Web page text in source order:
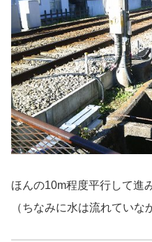
ほんの10m程度平行して進
（ちなみに水は流れていな